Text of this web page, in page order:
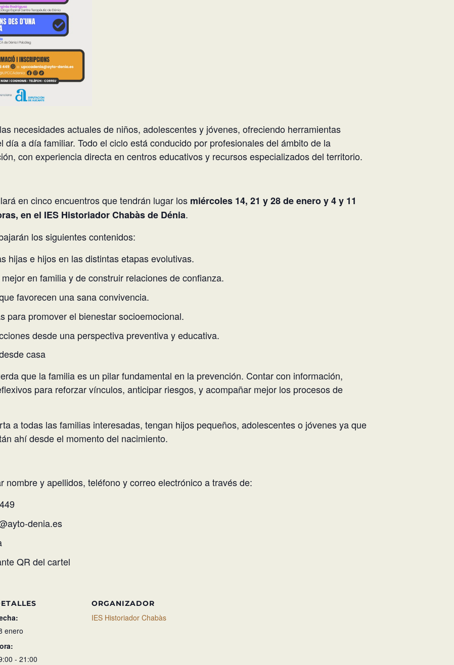
necesidades actuales de niños, adolescentes y jóvenes, ofreciendo herramientas
día a día familiar. Todo el ciclo está conducido por profesionales del ámbito de la
con experiencia directa en centros educativos y recursos especializados del territorio.
en cinco encuentros que tendrán lugar los miércoles 14, 21 y 28 de enero y 4 y 11
en el IES Historiador Chabàs de Dénia.
los siguientes contenidos:
hijas e hijos en las distintas etapas evolutivas.
en familia y de construir relaciones de confianza.
favorecen una sana convivencia.
para promover el bienestar socioemocional.
desde una perspectiva preventiva y educativa.
casa
que la familia es un pilar fundamental en la prevención. Contar con información,
para reforzar vínculos, anticipar riesgos, y acompañar mejor los procesos de
a todas las familias interesadas, tengan hijos pequeños, adolescentes o jóvenes ya que
ahí desde el momento del nacimiento.
nombre y apellidos, teléfono y correo electrónico a través de:
denia.es
QR del cartel
enero
- 21:00
ORGANIZADOR
IES Historiador Chabàs